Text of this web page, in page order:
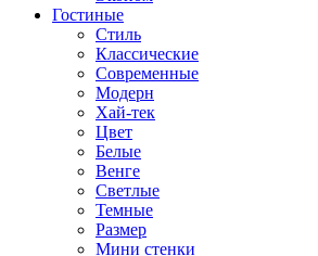
Гостиные
Стиль
Классические
Современные
Модерн
Хай-тек
Цвет
Белые
Венге
Светлые
Темные
Размер
Мини стенки